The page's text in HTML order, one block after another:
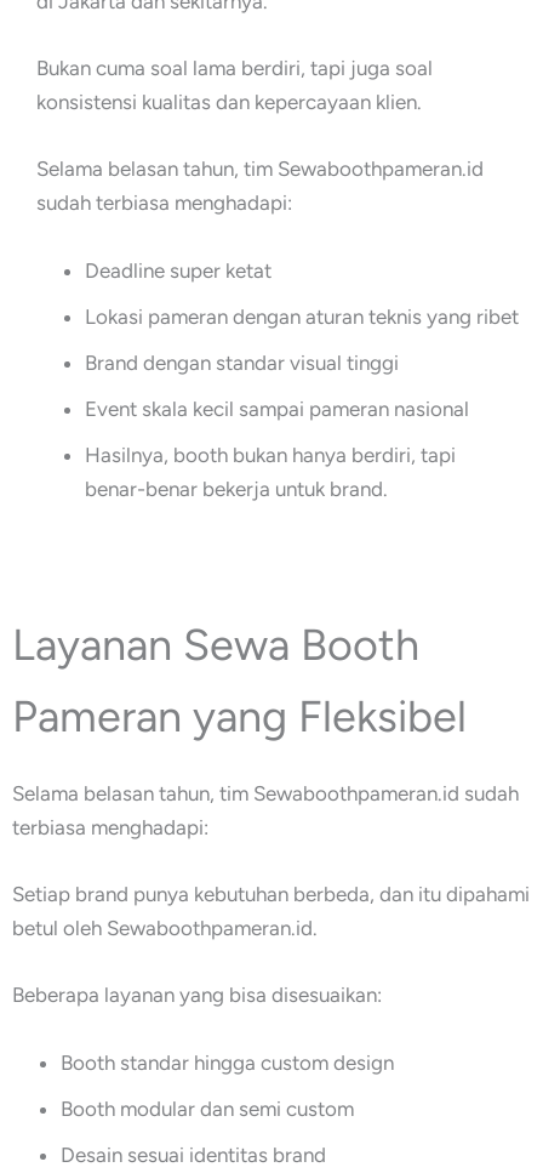
Bukan cuma soal lama berdiri, tapi juga soal
konsistensi kualitas dan kepercayaan klien.
Selama belasan tahun, tim Sewaboothpameran.id
sudah terbiasa menghadapi:
Deadline super ketat
Lokasi pameran dengan aturan teknis yang ribet
Brand dengan standar visual tinggi
Event skala kecil sampai pameran nasional
Hasilnya, booth bukan hanya berdiri, tapi
benar-benar bekerja untuk brand.
Layanan Sewa Booth
Pameran yang Fleksibel
Selama belasan tahun, tim Sewaboothpameran.id sudah
terbiasa menghadapi:
Setiap brand punya kebutuhan berbeda, dan itu dipahami
betul oleh Sewaboothpameran.id.
Beberapa layanan yang bisa disesuaikan:
Booth standar hingga custom design
Booth modular dan semi custom
Desain sesuai identitas brand